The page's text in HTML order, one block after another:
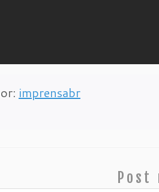
imprensabr
Post